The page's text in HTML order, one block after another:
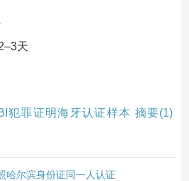
天
犯罪证明海牙认证样本 摘要(1)
哈尔滨身份证同一人认证